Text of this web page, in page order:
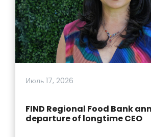
Июль 17, 2026
FIND Regional Food Bank
departure of longtime CEO